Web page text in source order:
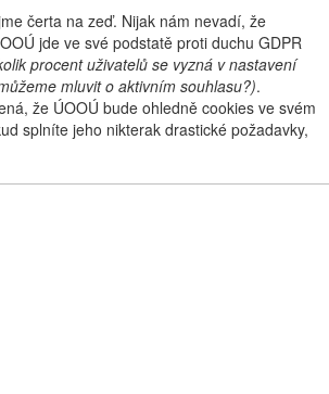
čerta na zeď. Nijak nám nevadí, že
jde ve své podstatě proti duchu GDPR
procent uživatelů se vyzná v nastavení
mluvit o aktivním souhlasu?).
že ÚOOÚ bude ohledně cookies ve svém
splníte jeho nikterak drastické požadavky,